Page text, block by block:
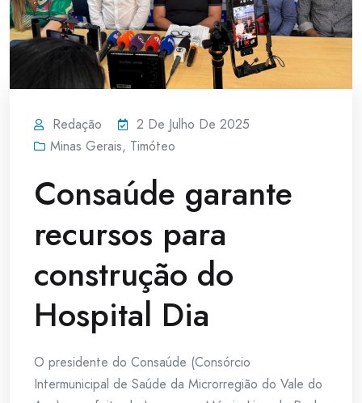
Redação
2 De Julho De 2025
Minas Gerais, Timóteo
Consaúde garante
recursos para
construção do
Hospital Dia
O presidente do Consaúde (Consórcio
Intermunicipal de Saúde da Microrregião do Vale do